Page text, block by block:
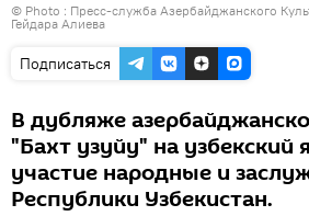
© Photo : Пресс-служба Азербайджанского
Гейдара Алиева
Подписаться
В дубляже
"Бахт узуйу" на узбекский
участие народные и
Республики Узбекистан.